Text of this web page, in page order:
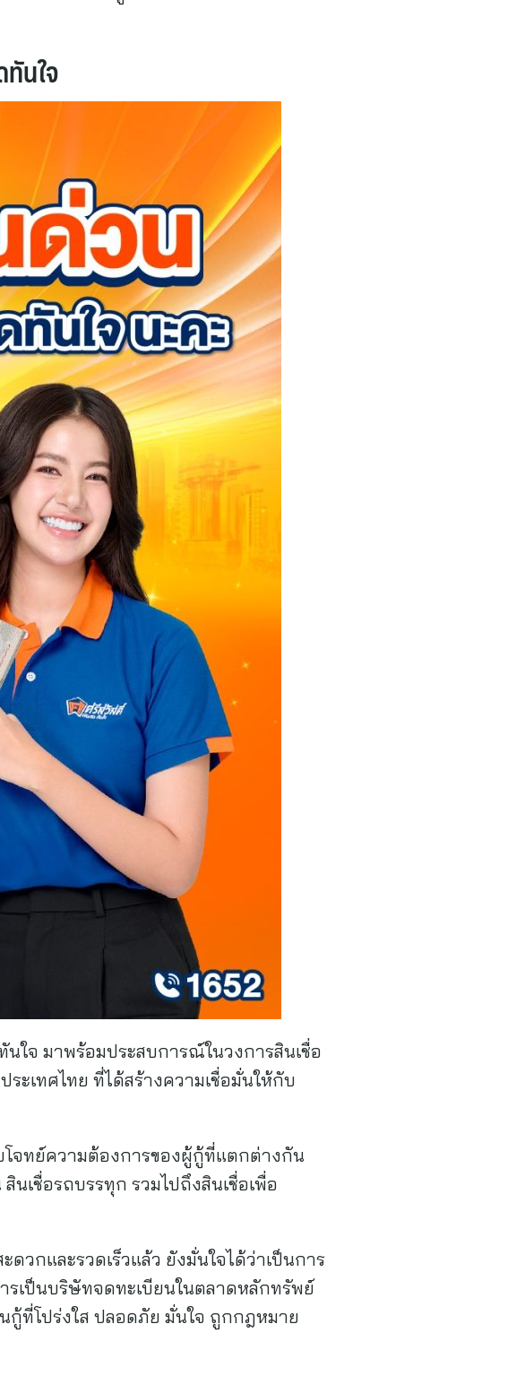
นใจ
ใจ มาพร้อมประสบการณ์ในวงการสินเชื่อ
ะเทศไทย ที่ได้สร้างความเชื่อมั่นให้กับ
โจทย์ความต้องการของผู้กู้ที่แตกต่างกัน
นเชื่อรถบรรทุก รวมไปถึงสินเชื่อเพื่อ
วกและรวดเร็วแล้ว ยังมั่นใจได้ว่าเป็นการ
เป็นบริษัทจดทะเบียนในตลาดหลักทรัพย์
กู้ที่โปร่งใส ปลอดภัย มั่นใจ ถูกกฎหมาย